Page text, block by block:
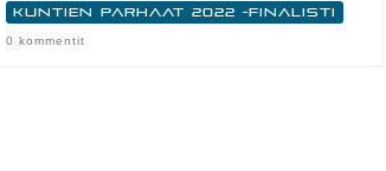
Kuntien parhaat 2022 -finalisti
0 kommentit